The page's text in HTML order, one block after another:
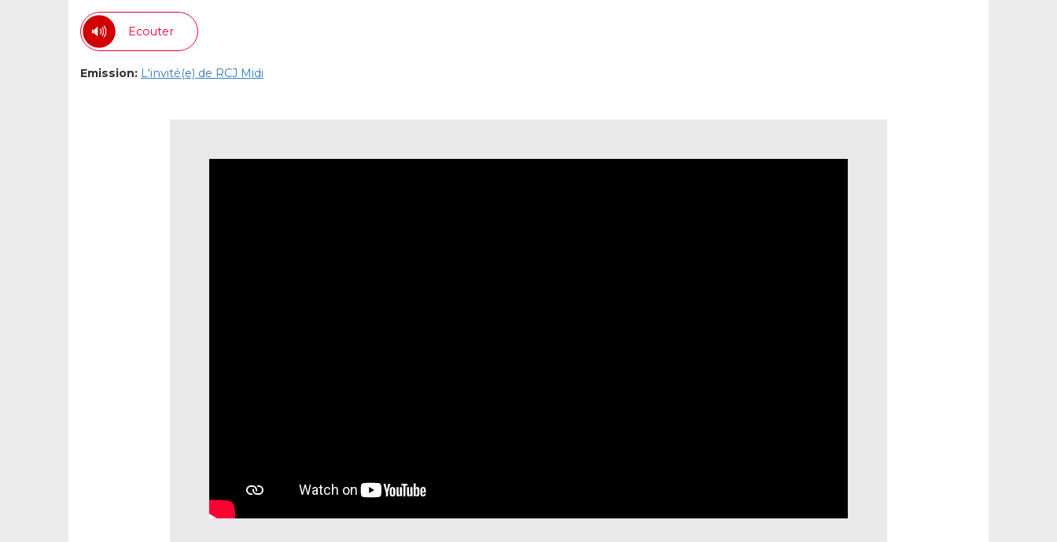
Ecouter
Emission: L'invité(e) de RCJ Midi